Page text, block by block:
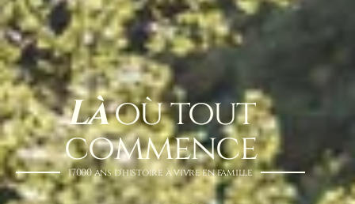
Làoù tout
commence
17000 ans d'histoire à vivre en famille​